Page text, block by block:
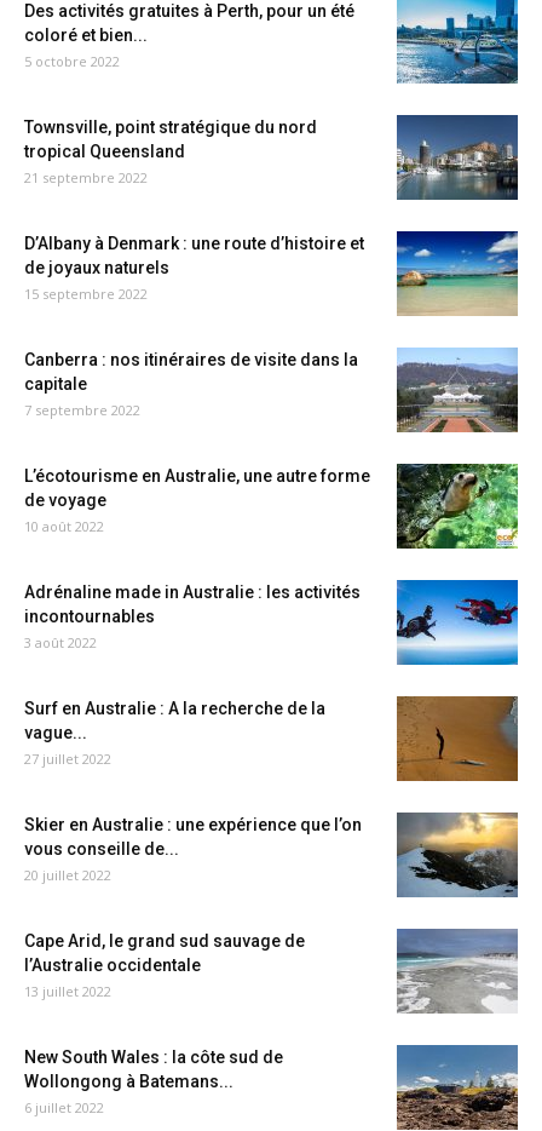
Des activités gratuites à Perth, pour un été
coloré et bien...
5 octobre 2022
Townsville, point stratégique du nord
tropical Queensland
21 septembre 2022
D’Albany à Denmark : une route d’histoire et
de joyaux naturels
15 septembre 2022
Canberra : nos itinéraires de visite dans la
capitale
7 septembre 2022
L’écotourisme en Australie, une autre forme
de voyage
10 août 2022
Adrénaline made in Australie : les activités
incontournables
3 août 2022
Surf en Australie : A la recherche de la
vague...
27 juillet 2022
Skier en Australie : une expérience que l’on
vous conseille de...
20 juillet 2022
Cape Arid, le grand sud sauvage de
l’Australie occidentale
13 juillet 2022
New South Wales : la côte sud de
Wollongong à Batemans...
6 juillet 2022